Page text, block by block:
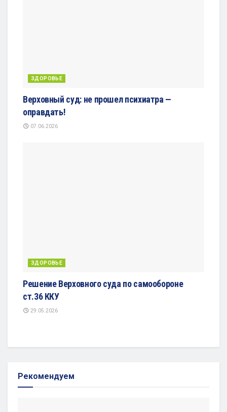
ЗДОРОВЬЕ
Верховный суд: не прошел психиатра —
оправдать!
07.06.2026
ЗДОРОВЬЕ
Решение Верховного суда по самообороне
ст.36 ККУ
29.05.2026
Рекомендуем